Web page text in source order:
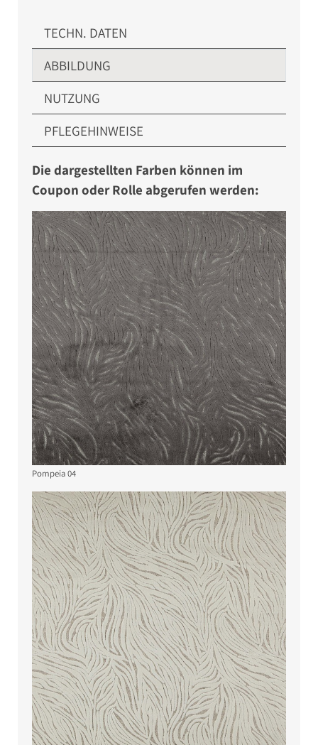
TECHN. DATEN
ABBILDUNG
NUTZUNG
PFLEGEHINWEISE
Pompeia 04
Die dargestellten Farben können im
Coupon oder Rolle abgerufen werden: